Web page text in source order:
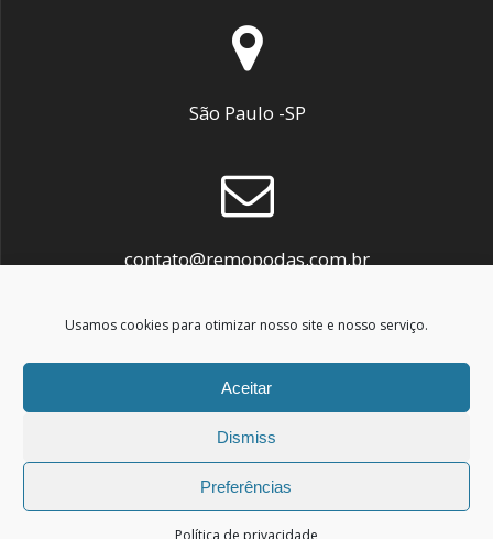
Usamos cookies para otimizar nosso site e nosso serviço.
Aceitar
Dismiss
Preferências
Política de privacidade
São Paulo -SP
contato@remopodas.com.br
© 2026 Remopodas. Built using WordPress and the